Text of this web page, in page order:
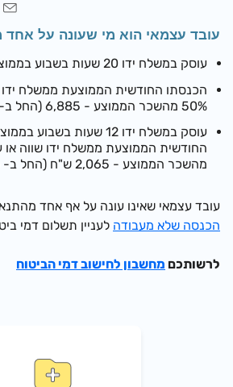
ובד עצמאי הוא מי שעונה על אחד
עוסק במשלח ידו 20 שעות בשבוע בממוצע לפחות.
הכנסתו החודשית הממוצעת ממשלח ידו
50% מהשכר הממוצע -
6,885 (החל ב- 01.01.2026)
עוסק במשלח ידו 12 שעות
מהשכר הממוצע - 2,065 ש"ח (החל ב- 01.01.2026)
עובד עצמאי שאינו עונה על אף אחד
הכנסה שלא מעבודה לעניין תשלום דמי
לרשותכםמחשבון לחישוב דמי הביטוח